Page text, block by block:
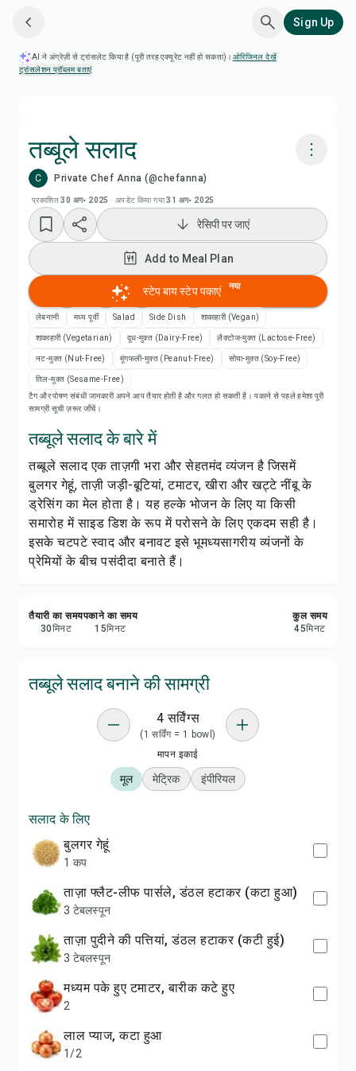
Sign Up
AI ने अंग्रेज़ी से ट्रांसलेट किया है (पूरी तरह एक्यूरेट नहीं हो सकता)। ओरिजिनल देखें·
ट्रांसलेशन प्रॉब्लम बताएं
तब्बूले सलाद
C Private Chef Anna (@chefanna)
प्रकाशित 30 अग॰ 2025 ·अपडेट किया गया 31 अग॰ 2025
Add to Meal Plan
Add to Shopping List
रेसिपी नोट्स
रेसिपी प्रिंट करें
सेव करें
शेयर करें
रिपोर्ट करें
रेसिपी पर जाएं
Add to Meal Plan
स्टेप बाय स्टेप पकाएं नया
लेबनानी मध्य पूर्वी Salad Side Dish शाकाहारी (Vegan)
शाकाहारी (Vegetarian) दूध-मुक्त (Dairy-Free) लैक्टोज-मुक्त (Lactose-Free)
नट-मुक्त (Nut-Free) मूंगफली-मुक्त (Peanut-Free) सोया-मुक्त (Soy-Free)
तिल-मुक्त (Sesame-Free)
टैग और पोषण संबंधी जानकारी अपने आप तैयार होती है और गलत हो सकती है। पकाने से पहले हमेशा पूरी
सामग्री सूची ज़रूर जाँचें।
तब्बूले सलाद के बारे में
तब्बूले सलाद एक ताज़गी भरा और सेहतमंद व्यंजन है जिसमें
बुलगर गेहूं, ताज़ी जड़ी-बूटियां, टमाटर, खीरा और खट्टे नींबू के
ड्रेसिंग का मेल होता है। यह हल्के भोजन के लिए या किसी
समारोह में साइड डिश के रूप में परोसने के लिए एकदम सही है।
इसके चटपटे स्वाद और बनावट इसे भूमध्यसागरीय व्यंजनों के
प्रेमियों के बीच पसंदीदा बनाते हैं।
तैयारी का समय
30मिनट
पकाने का समय
15मिनट
कुल समय
45मिनट
तब्बूले सलाद बनाने की सामग्री
4 सर्विंग्स
(1 सर्विंग = 1 bowl)
मापन इकाई
मूल मेट्रिक इंपीरियल
सलाद के लिए
बुलगर गेहूं
1 कप
ताज़ा फ्लैट-लीफ पार्सले, डंठल हटाकर (कटा हुआ)
3 टेबलस्पून
ताज़ा पुदीने की पत्तियां, डंठल हटाकर (कटी हुई)
3 टेबलस्पून
मध्यम पके हुए टमाटर, बारीक कटे हुए
2
लाल प्याज, कटा हुआ
1/2